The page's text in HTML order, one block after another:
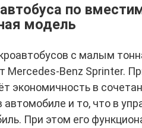
по
модель
с малым
Mercedes-Benz Sprinter.
экономичность в
автомобиле и то, что в
При этом его